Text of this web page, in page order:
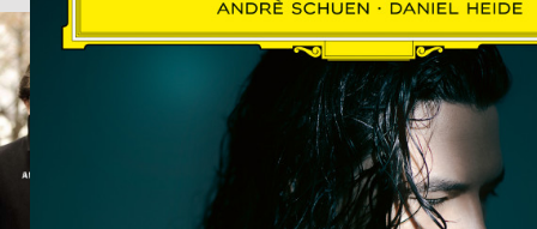
SECHS
MONOLOGE
AUS
JEDERMANN
GESÄNGE
DES